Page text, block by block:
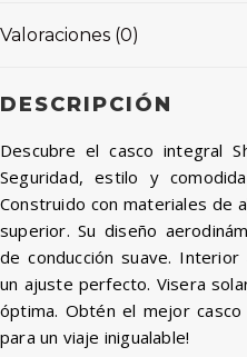
Valoraciones (0)
DESCRIPCIÓN
Descubre el casco integral
Seguridad, estilo y
Construido con materiales de
superior. Su diseño
de conducción suave.
un ajuste perfecto. Visera
óptima. Obtén el mejor casco
para un viaje inigualable!